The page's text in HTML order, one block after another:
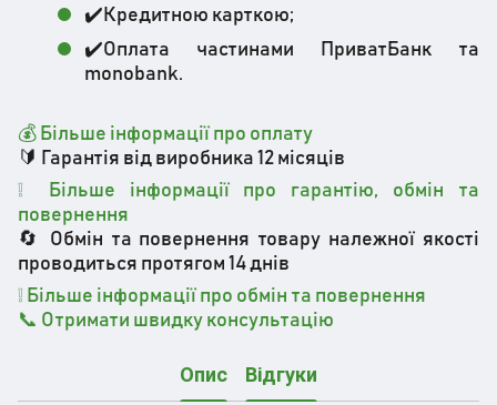
✔️Кредитною карткою;
✔️Оплата частинами ПриватБанк та
monobank.
💰 Більше інформації про оплату
🔰 Гарантія від виробника 12 місяців
❕ Більше інформації про гарантію, обмін та
повернення
🔄 Обмін та повернення товару належної якості
проводиться протягом 14 днів
❕ Більше інформації про обмін та повернення
📞 Отримати швидку консультацію
Опис Відгуки